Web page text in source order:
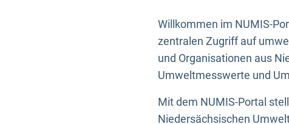
Willkommen im NUMIS-
zentralen Zugriff auf
und Organisationen aus
Umweltmesswerte und
Mit dem NUMIS-Portal
Niedersächsischen